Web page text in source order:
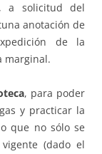
a solicitud del
anotación de
de la
marginal.
, para poder
y practicar la
que no sólo se
(dado el